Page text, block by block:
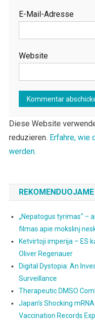
E-Mail-Adresse
Website
Diese Website
reduzieren. Erfahre, wie
werden.
REKOMENDUOJAME
„Nepatogus tyrimas“ –
filmas apie mokslinį
Ketvirtoji imperija – ES
Oliver Regenauer
Digital Dystopia: An
Surveillance
Therapeutic DMSO
Japan’s Shocking
Vaccination Records